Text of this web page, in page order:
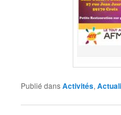
Publié dansActivités,